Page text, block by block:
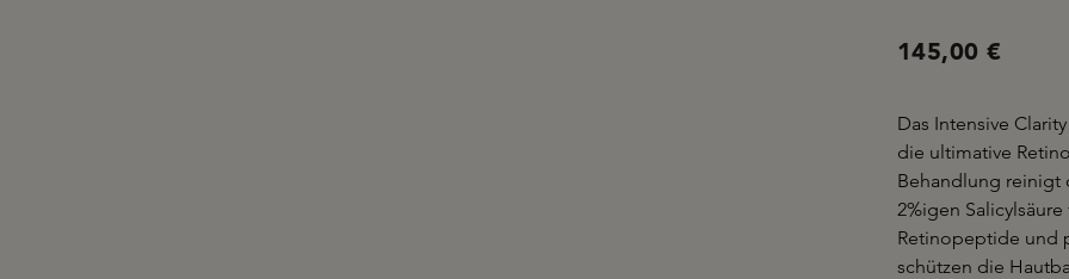
145,00 €
Das Intensive
die ultimative
Behandlung reinigt
2%igen
Retinopeptide und
schützen die